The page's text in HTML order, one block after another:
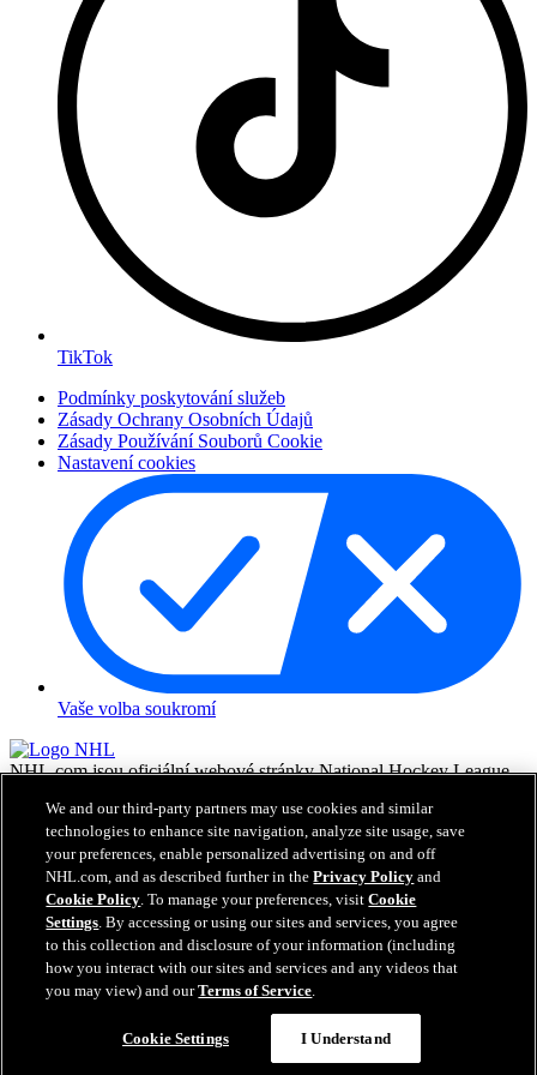
TikTok
Podmínky poskytování služeb
Zásady Ochrany Osobních Údajů
Zásady Používání Souborů Cookie
Nastavení cookies
Vaše volba soukromí
NHL.com jsou oficiální webové stránky National Hockey League.
vlastnictvím NHL a příslušných klubů a nesmějí být reprodukovány
bez předchozího písemného souhlasu NHL Enterprises, L.P. © NHL
2026. Všechna práva vyhrazena. Všechny dresy týmů NHL
customizované jmény a čísly hráčů NHL jsou oficiálně licencované
NHL a NHLPA. Vodoznak Zamboni a konfigurace Zamboni ice
resurfacing machine jsou registrované obchodní známky Frank J.
Zamboni & Co., Inc.© Frank J. Zamboni & Co., Inc. 2026.
Všechna práva vyhrazena. Jakékoliv obchodní známky či copyright
jsou vlastnictvím příslušných majitelů. Všechna práva vyhrazena.
We and our third-party partners may use cookies and similar
technologies to enhance site navigation, analyze site usage, save
your preferences, enable personalized advertising on and off
NHL.com, and as described further in thePrivacy Policy and
Cookie Policy. To manage your preferences, visitCookie
Settings. By accessing or using our sites and services, you agree
to this collection and disclosure of your information (including
how you interact with our sites and services and any videos that
you may view) and ourTerms of Service.
Cookie Settings I Understand